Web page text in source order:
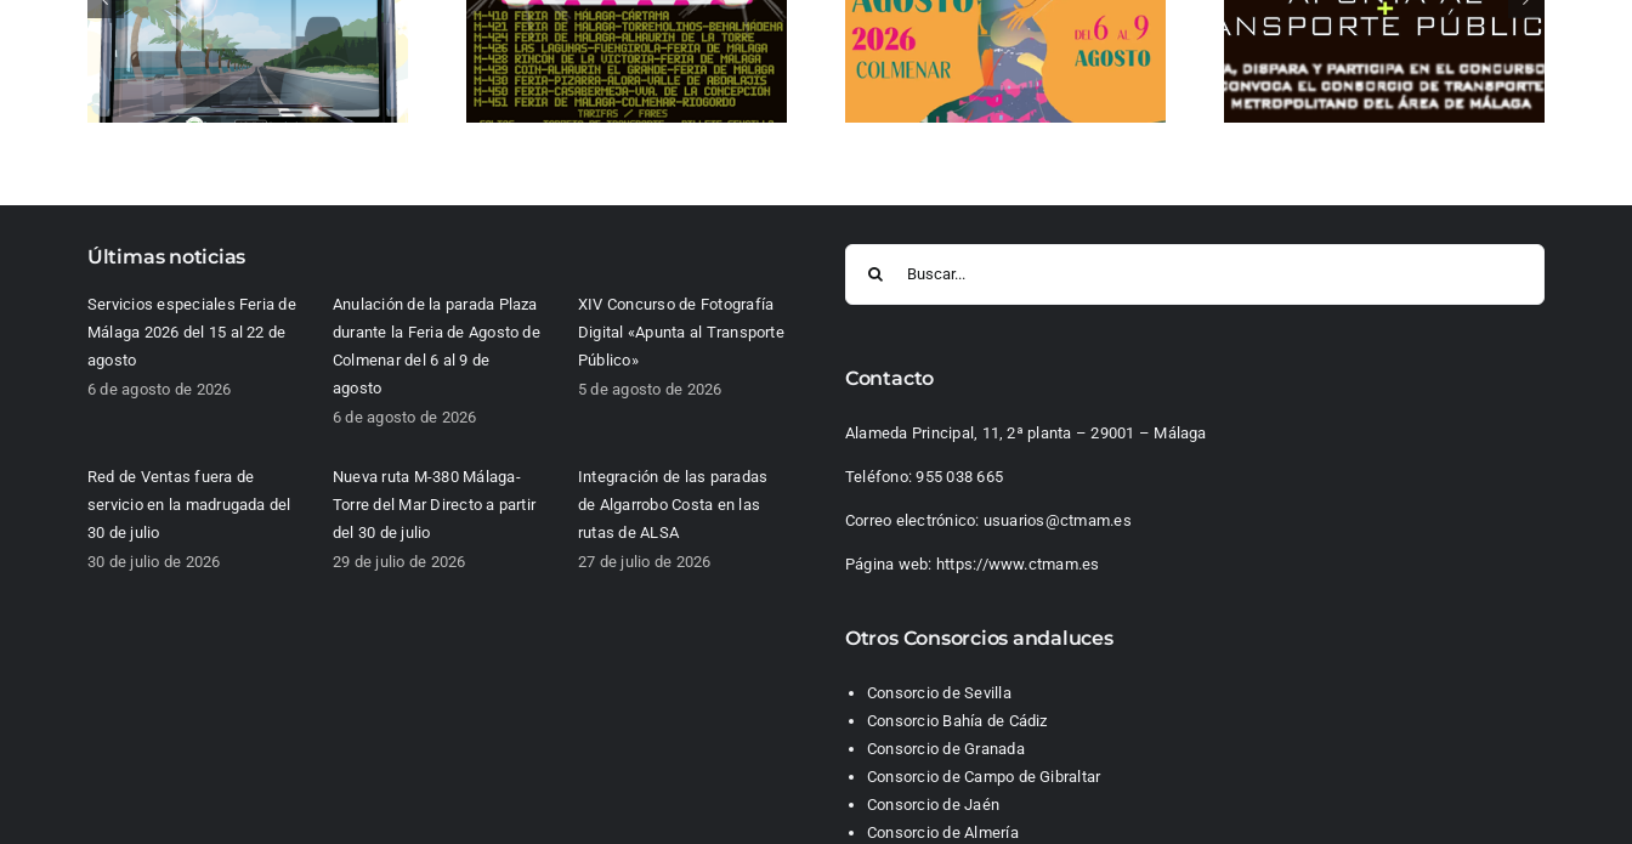
Últimas noticias
Servicios especiales Feria de
Málaga 2026 del 15 al 22 de
agosto
6 de agosto de 2026
Anulación de la parada Plaza
durante la Feria de Agosto de
Colmenar del 6 al 9 de
agosto
6 de agosto de 2026
XIV Concurso de Fotografía
Digital «Apunta al Transporte
Público»
5 de agosto de 2026
Red de Ventas fuera de
servicio en la madrugada del
30 de julio
30 de julio de 2026
Nueva ruta M-380 Málaga-
Torre del Mar Directo a partir
del 30 de julio
29 de julio de 2026
Integración de las paradas
de Algarrobo Costa en las
rutas de ALSA
27 de julio de 2026
Contacto
Alameda Principal, 11, 2ª planta – 29001 – Málaga
Teléfono:955 038 665
Correo electrónico: usuarios@ctmam.es
Página web: https://www.ctmam.es
Otros Consorcios andaluces
Consorcio de Sevilla
Consorcio Bahía de Cádiz
Consorcio de Granada
Consorcio de Campo de Gibraltar
Consorcio de Jaén
Consorcio de Almería